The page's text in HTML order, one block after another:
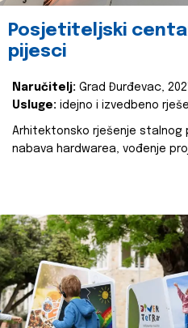
Posjetiteljski
pijesci
Naručitelj: Grad Đurđevac,
Usluge: idejno i izvedbeno
Arhitektonsko rješenje stalnog
nabava hardwarea, vođenje